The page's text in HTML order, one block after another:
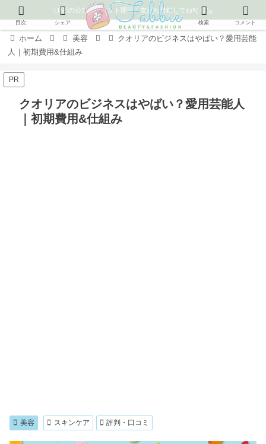
LINEの公式アカウント開設！友だち登録してね٩( ᐛ )و
ホーム 美容
クオリアのビジネスはやばい？愛用芸能
人｜初期費用&仕組み
PR
クオリアのビジネスはやばい？愛用芸能人
｜初期費用&仕組み
美容 スキンケア 評判・口コミ
目次 シェア 検索 コメント